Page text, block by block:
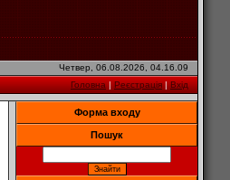
Четвер, 06.08.2026, 04.16.09
Головна|Реєстрація|Вхід
Форма входу
Пошук